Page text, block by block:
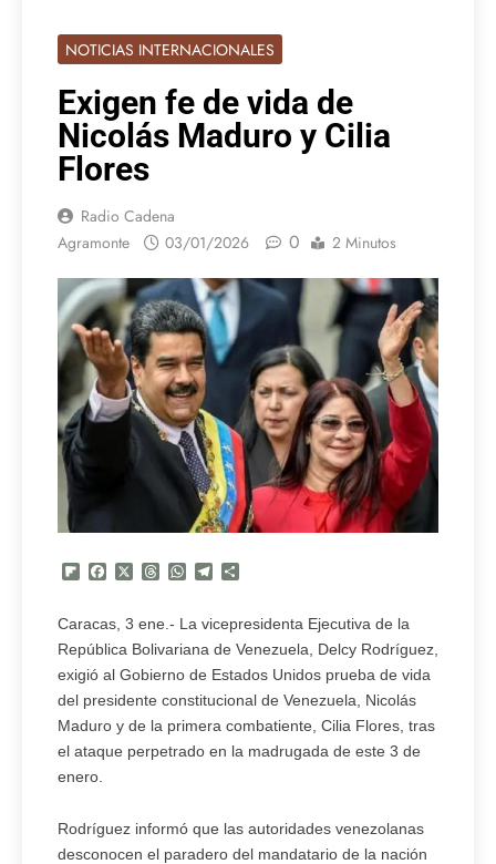
NOTICIAS INTERNACIONALES
Exigen fe de vida de
Nicolás Maduro y Cilia
Flores
Radio Cadena
Agramonte
03/01/2026 0 2 Minutos
Flipboard
FacebookThreadsWhatsApp
Telegram
Caracas, 3 ene.- La vicepresidenta Ejecutiva de la
República Bolivariana de Venezuela, Delcy Rodríguez,
exigió al Gobierno de Estados Unidos prueba de vida
del presidente constitucional de Venezuela, Nicolás
Maduro y de la primera combatiente, Cilia Flores, tras
el ataque perpetrado en la madrugada de este 3 de
enero.
Rodríguez informó que las autoridades venezolanas
desconocen el paradero del mandatario de la nación